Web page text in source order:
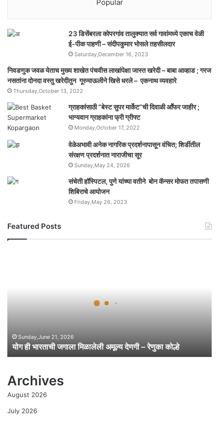
Popular
23 डिसेंबरला कोपरगांव तालुक्‍यात सर्व गावांमध्ये एकाच वेळी
ई-पीक पाहणी – संदीपकुमार भोसले तहसीलदार
Saturday,December 16, 2023
निवडणुक जवळ येताच मुख्य शाखेत पंचवीस लाखांपेक्षा जास्त खरेदी – बाबा आव्हाड ; गरज
नसतांना दोनदा वस्तु खरेदीतुन गूरुमाऊलीने खिसे धरले – एकनाथ व्यवहारे
Thursday,October 13, 2022
ग्राहकांसाठी “बेस्ट सुपर मार्केट”ची दिवाळी आॕफर जाहीर ;
भाग्यवान ग्राहकांना फ्री ग्रीफ्ट
Monday,October 17, 2022
वेळेअभावी अनेक नागरिक प्रदर्शनापासून वंचित; शिर्डीतील
संरक्षण प्रदर्शनात नाराजीचा सूर
Sunday,May 24, 2026
संचेती हॉस्पिटल, पुणे यांच्या वतीने बोन कॅन्सर मोफत तपासणी
शिबिराचे आयोजन
Friday,May 26, 2023
Featured Posts
ला
मि
ले
ली
अ
मू
Sunday,June 21, 2026
योग ही भारताची जगाला मिळालेली अमूल्य देणगी – रेणुका कोल्हे
Archives
August 2026
July 2026